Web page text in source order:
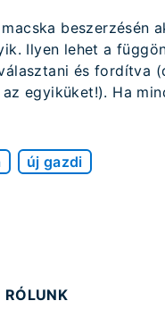
beszerzésén
Ilyen lehet a
és fordítva
egyiküket!). Ha
új gazdi
RÓLUNK